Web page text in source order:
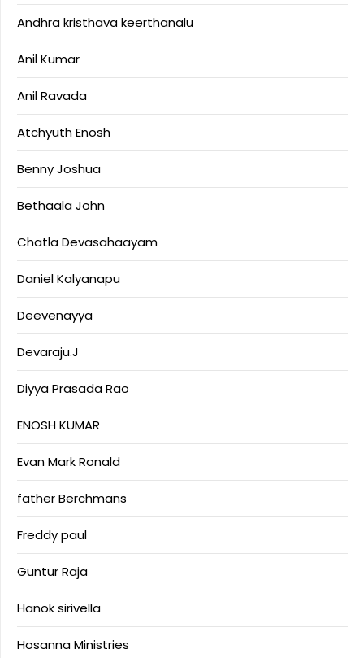
Andhra kristhava keerthanalu
Anil Kumar
Anil Ravada
Atchyuth Enosh
Benny Joshua
Bethaala John
Chatla Devasahaayam
Daniel Kalyanapu
Deevenayya
Devaraju.J
Diyya Prasada Rao
ENOSH KUMAR
Evan Mark Ronald
father Berchmans
Freddy paul
Guntur Raja
Hanok sirivella
Hosanna Ministries